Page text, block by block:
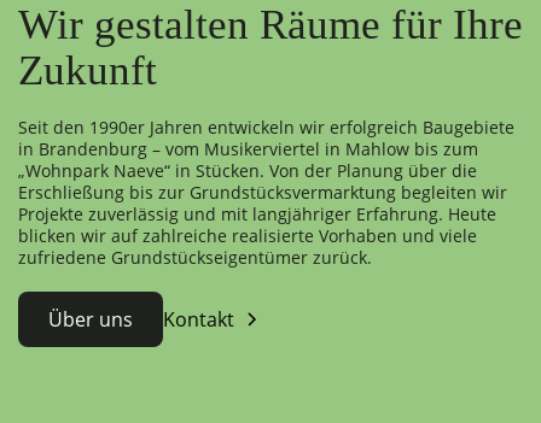
Wir gestalten Räume für Ihre
Zukunft
Seit den 1990er Jahren entwickeln wir erfolgreich Baugebiete
in Brandenburg – vom Musikerviertel in Mahlow bis zum
„Wohnpark Naeve“ in Stücken. Von der Planung über die
Erschließung bis zur Grundstücksvermarktung begleiten wir
Projekte zuverlässig und mit langjähriger Erfahrung. Heute
blicken wir auf zahlreiche realisierte Vorhaben und viele
zufriedene Grundstückseigentümer zurück.
Über uns Kontakt